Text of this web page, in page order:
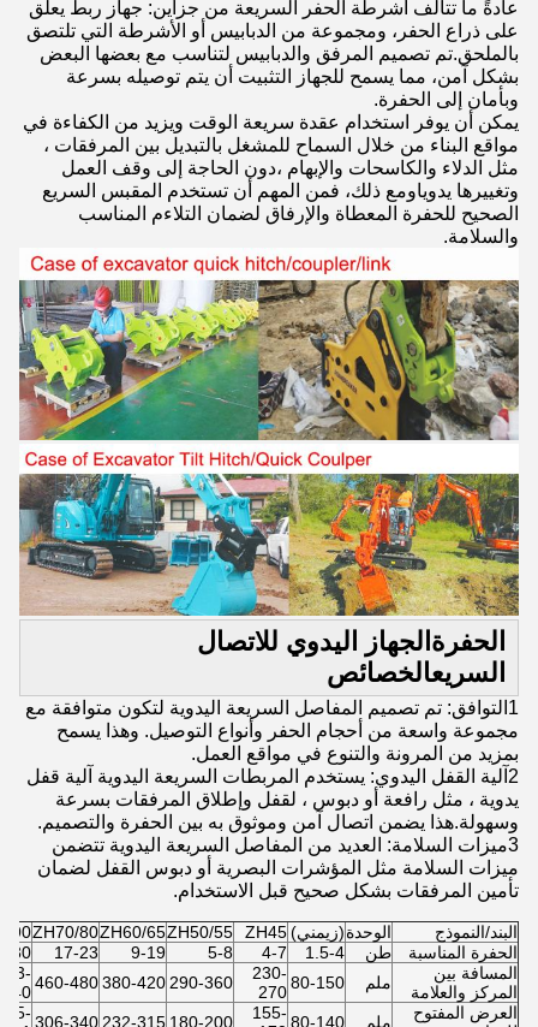
عادةً ما تتألف أشرطة الحفر السريعة من جزأين: جهاز ربط يعلق
على ذراع الحفر، ومجموعة من الدبابيس أو الأشرطة التي تلتصق
بالملحق.تم تصميم المرفق والدبابيس لتناسب مع بعضها البعض
بشكل آمن، مما يسمح للجهاز التثبيت أن يتم توصيله بسرعة
وبأمان إلى الحفرة.
يمكن أن يوفر استخدام عقدة سريعة الوقت ويزيد من الكفاءة في
مواقع البناء من خلال السماح للمشغل بالتبديل بين المرفقات ،
مثل الدلاء والكاسحات والإبهام ،دون الحاجة إلى وقف العمل
وتغييرها يدوياومع ذلك، فمن المهم أن تستخدم المقبس السريع
الصحيح للحفرة المعطاة والإرفاق لضمان التلاءم المناسب
والسلامة.
الحفرة الجهاز اليدوي للاتصال
السريعالخصائص
1التوافق: تم تصميم المفاصل السريعة اليدوية لتكون متوافقة مع
مجموعة واسعة من أحجام الحفر وأنواع التوصيل. وهذا يسمح
بمزيد من المرونة والتنوع في مواقع العمل.
2آلية القفل اليدوي: يستخدم المربطات السريعة اليدوية آلية قفل
يدوية ، مثل رافعة أو دبوس ، لقفل وإطلاق المرفقات بسرعة
وسهولة.هذا يضمن اتصال آمن وموثوق به بين الحفرة والتصميم.
3ميزات السلامة: العديد من المفاصل السريعة اليدوية تتضمن
ميزات السلامة مثل المؤشرات البصرية أو دبوس القفل لضمان
تأمين المرفقات بشكل صحيح قبل الاستخدام.
البند/النموذج الوحدة(زيمني)ZH45
ZH50/55
ZH60/65
ZH70/80
الحفرة المناسبة
طن 1.5-4
4-7
5-8
9-19
17-23
30
المسافة بين
المركز والعلامة
ملم 80-150
230-
270
290-360
380-420
460-480
540
العرض المفتوح
ملم 80-140
155-
180-200
232-315
306-340